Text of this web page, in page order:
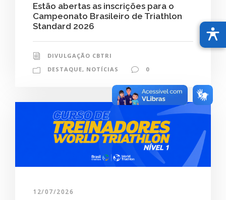
Estão abertas as inscrições para o
Campeonato Brasileiro de Triathlon
Standard 2026
DIVULGAÇÃO CBTRI
DESTAQUE, NOTÍCIAS 0
12/07/2026